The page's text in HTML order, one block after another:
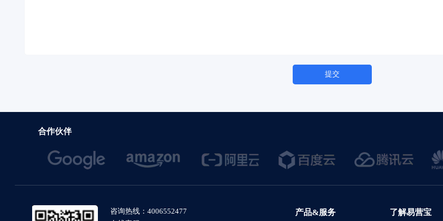
提交
合作伙伴
咨询热线：4006552477
产品&服务 了解易营宝